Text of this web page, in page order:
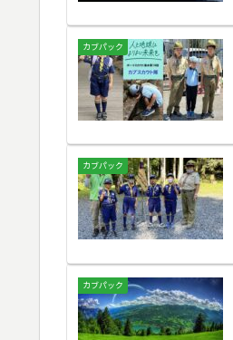
カブパック
カブパック
カブパック